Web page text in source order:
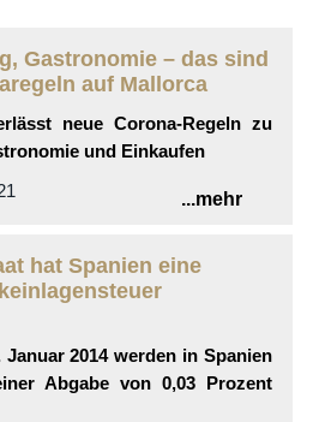
Gastronomie – das sind
auf Mallorca
neue Corona-Regeln zu
und Einkaufen
...mehr
hat Spanien eine
2014 werden in Spanien
Abgabe von 0,03 Prozent